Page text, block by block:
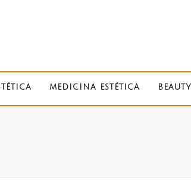
MEDICINA ESTÉTICA BEAUTY